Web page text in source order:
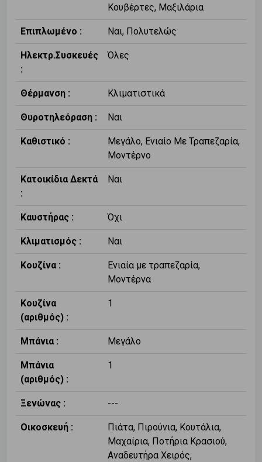
Κουβέρτες, Μαξιλάρια
Επιπλωμένο : Ναι, Πολυτελώς
Ηλεκτρ.Συσκευές
:
Όλες
Θέρμανση : Κλιματιστικά
Θυροτηλεόραση : Ναι
Καθιστικό :
Μεγάλο, Ενιαίο Με Τραπεζαρία,
Μοντέρνο
Κατοικίδια Δεκτά
:
Ναι
Καυστήρας : Όχι
Κλιματισμός : Ναι
Κουζίνα :
Ενιαία με τραπεζαρία,
Μοντέρνα
Κουζίνα
(αριθμός) :
1
Μπάνια : Μεγάλο
Μπάνια
(αριθμός) :
1
Ξενώνας : ---
Οικοσκευή :
Πιάτα, Πιρούνια, Κουτάλια,
Μαχαίρια, Ποτήρια Κρασιού,
Αναδευτήρα Χειρός,